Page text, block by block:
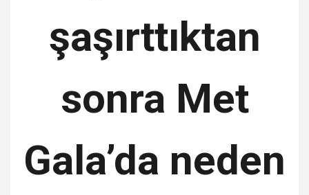
şaşırttıktan
sonra Met
Gala’da neden